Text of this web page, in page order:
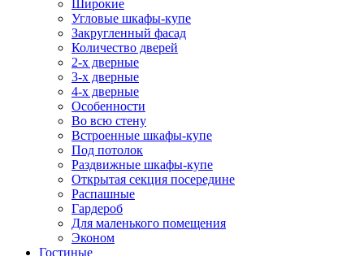
Широкие
Угловые шкафы-купе
Закругленный фасад
Количество дверей
2-х дверные
3-х дверные
4-х дверные
Особенности
Во всю стену
Встроенные шкафы-купе
Под потолок
Раздвижные шкафы-купе
Открытая секция посередине
Распашные
Гардероб
Для маленького помещения
Эконом
Гостиные